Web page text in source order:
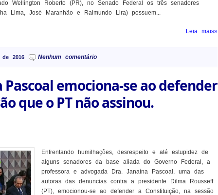
Wellington Roberto (PR), no Senado Federal os três senadores
Lima, José Maranhão e Raimundo Lira) possuem...
Leia mais»
2016 Nenhum comentário
Pascoal emociona-se ao defender
que o PT não assinou.
Enfrentando humilhações, desrespeito e até estupidez de
alguns senadores da base aliada do Governo Federal, a
professora e advogada Dra. Janaína Pascoal, uma das
autoras das denuncias contra a presidente Dilma Rousseff
(PT), emocionou-se ao defender a Constituição, na sessão